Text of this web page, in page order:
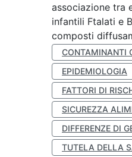
associazione tra
infantili Ftalati e
composti
CONTAMINANTI
EPIDEMIOLOGIA
FATTORI DI
SICUREZZA
DIFFERENZE DI
TUTELA DELLA